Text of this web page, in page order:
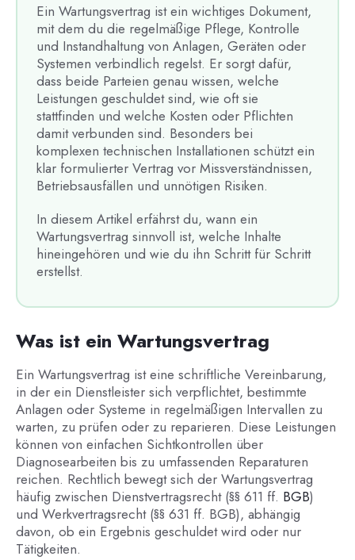
Ein Wartungsvertrag ist ein wichtiges Dokument,
mit dem du die regelmäßige Pflege, Kontrolle
und Instandhaltung von Anlagen, Geräten oder
Systemen verbindlich regelst. Er sorgt dafür,
dass beide Parteien genau wissen, welche
Leistungen geschuldet sind, wie oft sie
stattfinden und welche Kosten oder Pflichten
damit verbunden sind. Besonders bei
komplexen technischen Installationen schützt ein
klar formulierter Vertrag vor Missverständnissen,
Betriebsausfällen und unnötigen Risiken.
In diesem Artikel erfährst du, wann ein
Wartungsvertrag sinnvoll ist, welche Inhalte
hineingehören und wie du ihn Schritt für Schritt
erstellst.
Was ist ein Wartungsvertrag
Ein Wartungsvertrag ist eine schriftliche Vereinbarung,
in der ein Dienstleister sich verpflichtet, bestimmte
Anlagen oder Systeme in regelmäßigen Intervallen zu
warten, zu prüfen oder zu reparieren. Diese Leistungen
können von einfachen Sichtkontrollen über
Diagnosearbeiten bis zu umfassenden Reparaturen
reichen. Rechtlich bewegt sich der Wartungsvertrag
häufig zwischen Dienstvertragsrecht (§§ 611 ff. BGB)
und Werkvertragsrecht (§§ 631 ff. BGB), abhängig
davon, ob ein Ergebnis geschuldet wird oder nur
Tätigkeiten.